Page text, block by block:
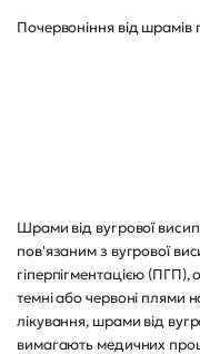
Почервоніння від шрамів
Шрами від вугрової
пов'язаним з вугрової
гіперпігментацією (ПГП),
темні або червоні плями
лікування, шрами від
вимагають медичних